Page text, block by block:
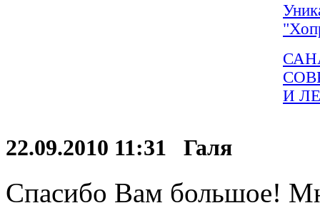
И
22.09.2010 11:31 Галя
Спасибо Вам большое!